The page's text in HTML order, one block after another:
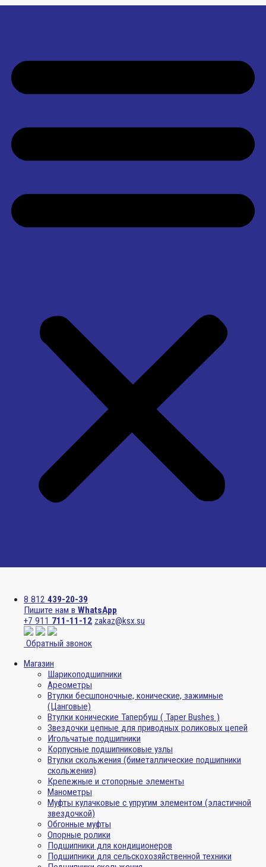
8 812 439-20-39
Пишите нам в WhatsApp
+7 911 711-11-12 zakaz@ksx.su
Обратный звонок
Магазин
Шарикоподшипники
Ареометры
Втулки бесшпоночные, конические, зажимные
(Цанговые)
Втулки конические Тапербуш ( Taper Bushes )
Звездочки цепные для приводных роликовых цепей
Игольчатые подшипники
Корпусные подшипниковые узлы
Втулки скольжения (биметаллические подшипники
скольжения)
Крепежные и стопорные элементы
Манометры
Муфты кулачковые с упругим элементом (эластичной
звездочкой)
Обгонные муфты
Опорные ролики
Подшипники для кондиционеров
Подшипники для сельскохозяйственной техники